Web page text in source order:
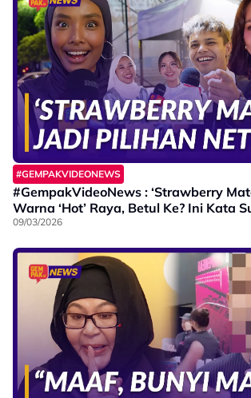
#GEMPAKVIDEONEWS
#GempakVideoNews : ‘Strawberry
Warna ‘Hot’ Raya, Betul Ke? Ini Kata
09/03/2026